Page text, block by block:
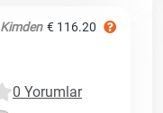
Kimden € 116.20
0 Yorumlar